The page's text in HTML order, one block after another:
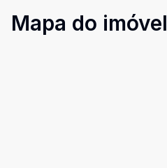
Mapa do imóvel